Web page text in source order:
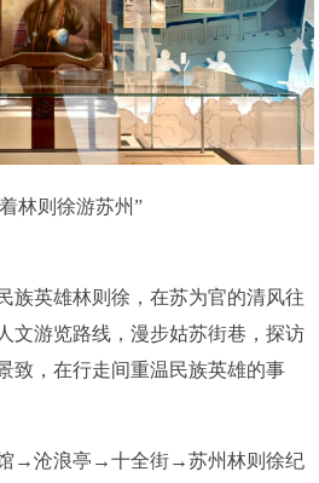
跟着林则徐游苏州”
英雄林则徐，在苏为官的清风往
文游览路线，漫步姑苏街巷，探访
致，在行走间重温民族英雄的事
→沧浪亭→十全街→苏州林则徐纪